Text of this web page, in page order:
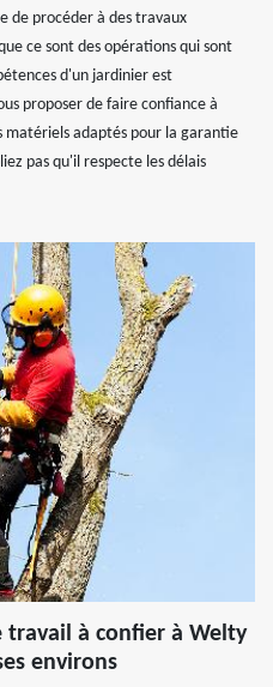
de procéder à des travaux
ce sont des opérations qui sont
d'un jardinier est
proposer de faire confiance à
matériels adaptés pour la garantie
pas qu'il respecte les délais
travail à confier à Welty
environs